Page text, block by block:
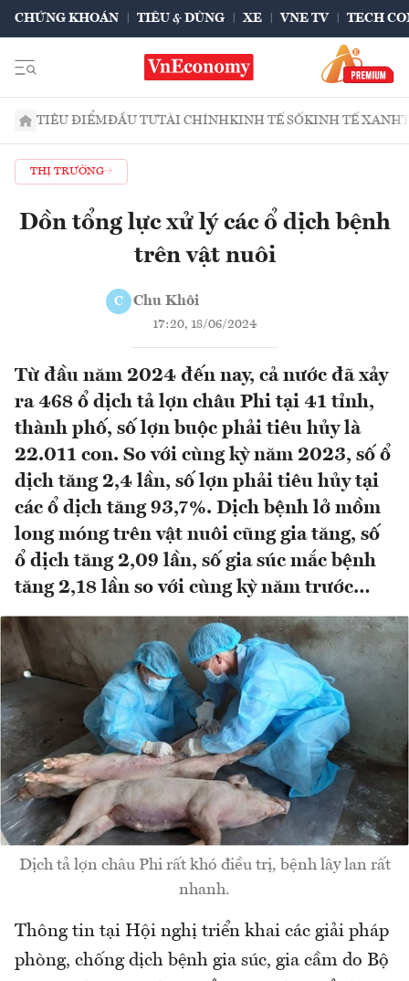
CHỨNG KHOÁN TIÊU & DÙNG XE VNE TV TECH
TIÊU ĐIỂMĐẦU TƯTÀI CHÍNHKINH TẾ SỐKINH TẾ XANH
THỊ TRƯỜNG
Dồn tổng lực xử lý các ổ dịch bệnh
trên vật nuôi
C Chu Khôi
17:20, 18/06/2024
Từ đầu năm 2024 đến nay, cả nước đã xảy
ra 468 ổ dịch tả lợn châu Phi tại 41 tỉnh,
thành phố, số lợn buộc phải tiêu hủy là
22.011 con. So với cùng kỳ năm 2023, số ổ
dịch tăng 2,4 lần, số lợn phải tiêu hủy tại
các ổ dịch tăng 93,7%. Dịch bệnh lở mồm
long móng trên vật nuôi cũng gia tăng, số
ổ dịch tăng 2,09 lần, số gia súc mắc bệnh
tăng 2,18 lần so với cùng kỳ năm trước…
Dịch tả lợn châu Phi rất khó điều trị, bệnh lây lan rất
nhanh.
Thông tin tại Hội nghị triển khai các giải pháp
phòng, chống dịch bệnh gia súc, gia cầm do Bộ